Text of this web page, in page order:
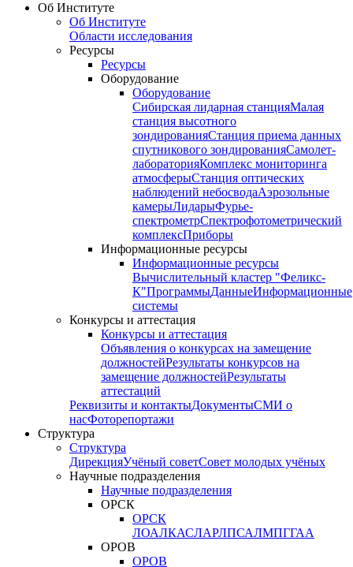
Об Институте
Об Институте
Области исследования
Ресурсы
Ресурсы
Оборудование
Оборудование
Сибирская лидарная станцияМалая
станция высотного
зондированияСтанция приема данных
спутникового зондированияСамолет-
лабораторияКомплекс мониторинга
атмосферыСтанция оптических
наблюдений небосводаАэрозольные
камерыЛидарыФурье-
спектрометрСпектрофотометрический
комплексПриборы
Информационные ресурсы
Информационные ресурсы
Вычислительный кластер "Феликс-
К"ПрограммыДанныеИнформационные
системы
Конкурсы и аттестация
Конкурсы и аттестация
Объявления о конкурсах на замещение
должностейРезультаты конкурсов на
замещение должностейРезультаты
аттестаций
Реквизиты и контактыДокументыСМИ о
насФоторепортажи
Структура
Структура
ДирекцияУчёный советСовет молодых учёных
Научные подразделения
Научные подразделения
ОРСК
ОРСК
ЛОАЛКАСЛАРЛПСАЛМПГГАА
ОРОВ
ОРОВ